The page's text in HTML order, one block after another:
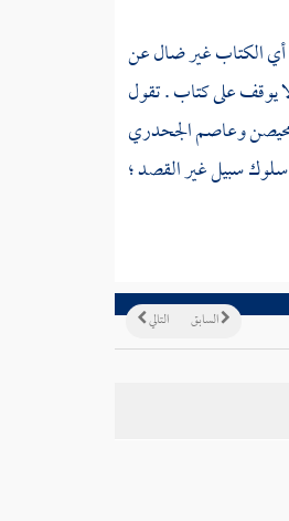
الكتاب غير ضال عن
يوقف على كتاب . تقول
وعاصم الجحدري
سبيل غير القصد ؛
التالي السابق